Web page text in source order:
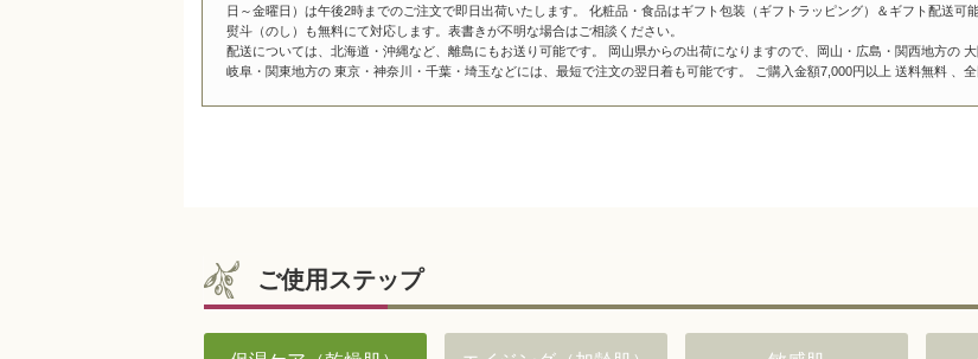
日～金曜日）は午後2時までのご注文で即日出荷いたします。 化粧品・食品はギフト包装（ギフトラッピング）＆ギフト配送
熨斗（のし）も無料にて対応します。表書きが不明な場合はご相談ください。
配送については、北海道・沖縄など、離島にもお送り可能です。 岡山県からの出荷になりますので、岡山・広島・関西地方の
岐阜・関東地方の 東京・神奈川・千葉・埼玉などには、最短で注文の翌日着も可能です。 ご購入金額7,000円以上 送料無料 、全
ご使用ステップ